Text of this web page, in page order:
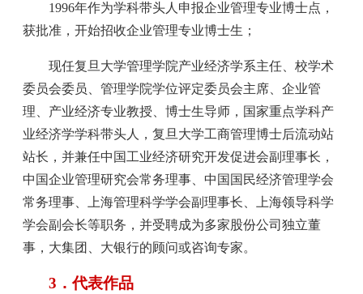
1996年作为学科带头人申报企业管理专业博士点，
获批准，开始招收企业管理专业博士生；
现任复旦大学管理学院产业经济学系主任、校学术
委员会委员、管理学院学位评定委员会主席、企业管
理、产业经济专业教授、博士生导师，国家重点学科产
业经济学学科带头人，复旦大学工商管理博士后流动站
站长，并兼任中国工业经济研究开发促进会副理事长，
中国企业管理研究会常务理事、中国国民经济管理学会
常务理事、上海管理科学学会副理事长、上海领导科学
学会副会长等职务，并受聘成为多家股份公司独立董
事，大集团、大银行的顾问或咨询专家。
3．代表作品